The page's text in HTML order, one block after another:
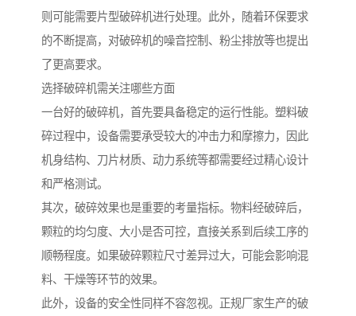
则可能需要片型破碎机进行处理。此外，随着环保要求
的不断提高，对破碎机的噪音控制、粉尘排放等也提出
了更高要求。
选择破碎机需关注哪些方面
一台好的破碎机，首先要具备稳定的运行性能。塑料破
碎过程中，设备需要承受较大的冲击力和摩擦力，因此
机身结构、刀片材质、动力系统等都需要经过精心设计
和严格测试。
其次，破碎效果也是重要的考量指标。物料经破碎后，
颗粒的均匀度、大小是否可控，直接关系到后续工序的
顺畅程度。如果破碎颗粒尺寸差异过大，可能会影响混
料、干燥等环节的效果。
此外，设备的安全性同样不容忽视。正规厂家生产的破